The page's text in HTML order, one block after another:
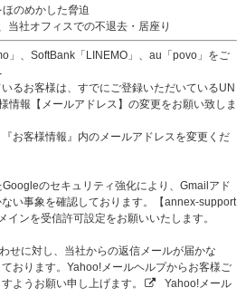
のめかした脅迫
当社オフィスでの不退去・居座り
」、SoftBank「LINEMO」、au「povo」をご
るお客様は、すでにご登録いただいているUN
情報【メールアドレス】の変更をお願い致しま
お客様情報』内のメールアドレスを変更くだ
のセキュリティ強化により、Gmailアド
い事象を確認しております。【annex-support
ンを受信許可設定をお願いいたします。
せに対し、当社からの返信メールが届かな
おります。Yahoo!メールヘルプからお客様ご
ようお願い申し上げます。
Yahoo!メール